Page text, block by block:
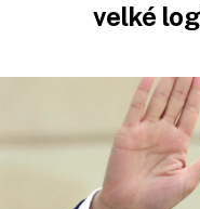
velké